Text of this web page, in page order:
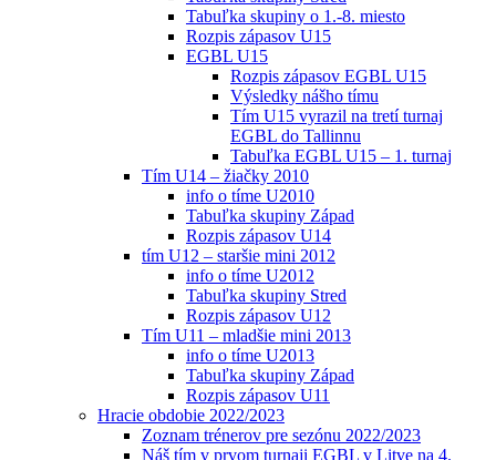
Tabuľka skupiny o 1.-8. miesto
Rozpis zápasov U15
EGBL U15
Rozpis zápasov EGBL U15
Výsledky nášho tímu
Tím U15 vyrazil na tretí turnaj
EGBL do Tallinnu
Tabuľka EGBL U15 – 1. turnaj
Tím U14 – žiačky 2010
info o tíme U2010
Tabuľka skupiny Západ
Rozpis zápasov U14
tím U12 – staršie mini 2012
info o tíme U2012
Tabuľka skupiny Stred
Rozpis zápasov U12
Tím U11 – mladšie mini 2013
info o tíme U2013
Tabuľka skupiny Západ
Rozpis zápasov U11
Hracie obdobie 2022/2023
Zoznam trénerov pre sezónu 2022/2023
Náš tím v prvom turnaji EGBL v Litve na 4.